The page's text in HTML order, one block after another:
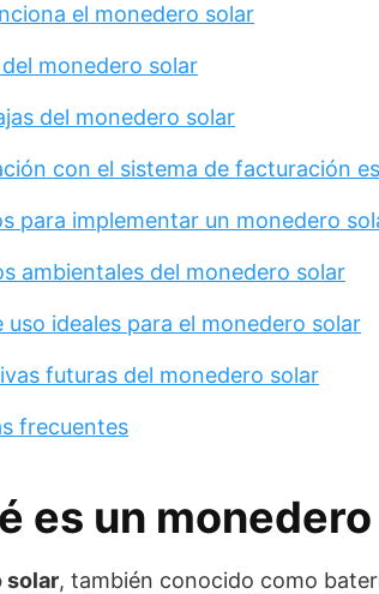
el monedero solar
monedero solar
del monedero solar
con el sistema de facturación
para implementar un monedero
ambientales del monedero solar
uso ideales para el monedero solar
futuras del monedero solar
frecuentes
es un
solar, también conocido como